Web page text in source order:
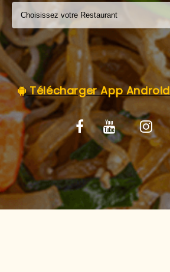
C.G.V
Télécharger App Android